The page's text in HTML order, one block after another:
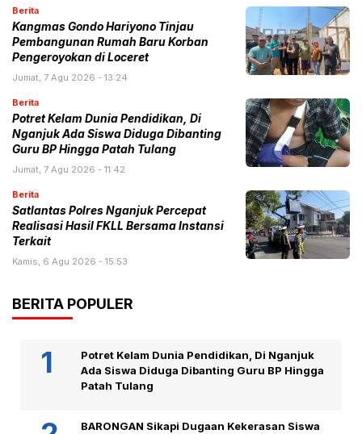
Berita
Kangmas Gondo Hariyono Tinjau
Pembangunan Rumah Baru Korban
Pengeroyokan di Loceret
Jumat, 7 Agu 2026 - 13:24
Berita
Potret Kelam Dunia Pendidikan, Di
Nganjuk Ada Siswa Diduga Dibanting
Guru BP Hingga Patah Tulang
Jumat, 7 Agu 2026 - 11:42
Berita
Satlantas Polres Nganjuk Percepat
Realisasi Hasil FKLL Bersama Instansi
Terkait
Kamis, 6 Agu 2026 - 15:53
BERITA POPULER
Potret Kelam Dunia Pendidikan, Di Nganjuk
Ada Siswa Diduga Dibanting Guru BP Hingga
Patah Tulang
BARONGAN Sikapi Dugaan Kekerasan Siswa